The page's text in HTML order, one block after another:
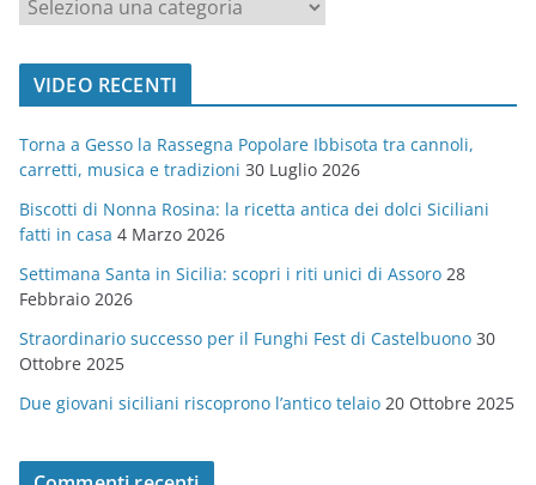
a
t
o
r
i
e
VIDEO RECENTI
Torna a Gesso la Rassegna Popolare Ibbisota tra cannoli,
carretti, musica e tradizioni 30 Luglio 2026
Biscotti di Nonna Rosina: la ricetta antica dei dolci Siciliani
fatti in casa 4 Marzo 2026
Settimana Santa in Sicilia: scopri i riti unici di Assoro 28
Febbraio 2026
Straordinario successo per il Funghi Fest di Castelbuono 30
Ottobre 2025
Due giovani siciliani riscoprono l’antico telaio 20 Ottobre 2025